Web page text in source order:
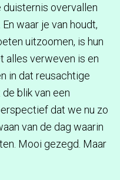
overvallen
waar je van houdt,
uitzoomen, is hun
alles verweven is en
in dat reusachtige
blik van een
dat we nu zo
van de dag waarin
Mooi gezegd. Maar